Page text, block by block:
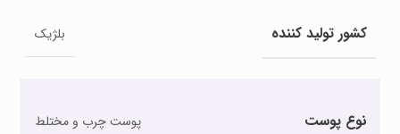
کشور تولید کننده بلژیک
نوع پوست پوست چرب و مختلط